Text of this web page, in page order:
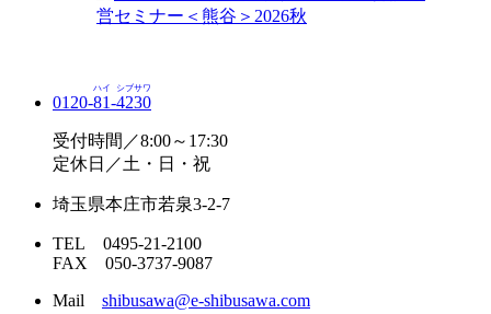
0120-81
ハイ
-4230
シブサワ
受付時間／8:00～17:30
定休日／土・日・祝
埼玉県本庄市若泉3-2-7
TEL 0495-21-2100
FAX 050-3737-9087
Mail shibusawa@e-shibusawa.com